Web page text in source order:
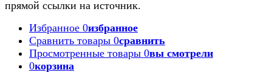
прямой ссылки на источник.
Избранное 0избранное
Сравнить товары 0сравнить
Просмотренные товары 0вы смотрели
0корзина